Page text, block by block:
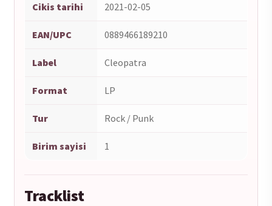
Cikis tarihi 2021-02-05
EAN/UPC 0889466189210
Label Cleopatra
Format LP
Tur Rock / Punk
Birim sayisi 1
Tracklist